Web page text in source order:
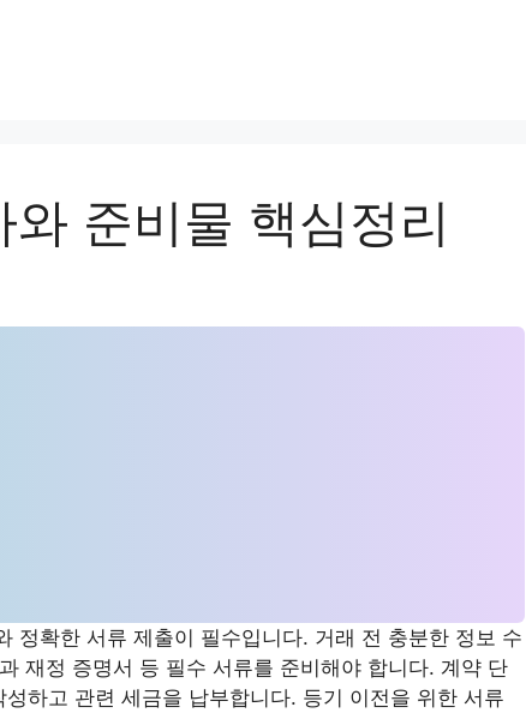
준비물 핵심정리
정확한 서류 제출이 필수입니다. 거래 전 충분한 정보 수
재정 증명서 등 필수 서류를 준비해야 합니다. 계약 단
하고 관련 세금을 납부합니다. 등기 이전을 위한 서류